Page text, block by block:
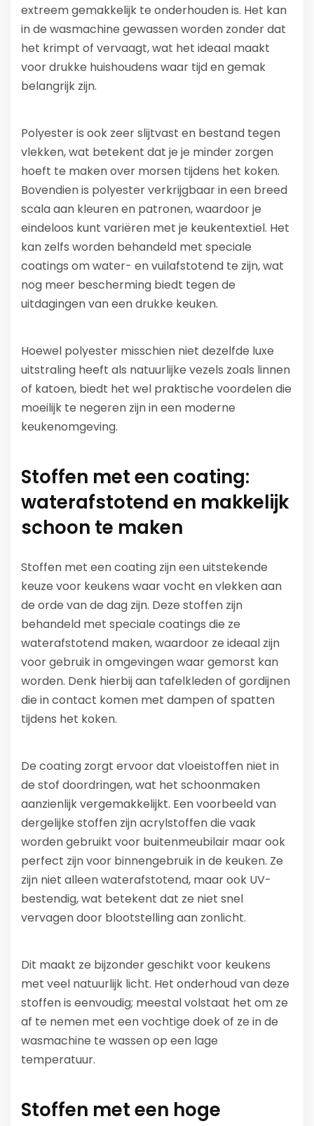
extreem gemakkelijk te onderhouden is. Het kan
in de wasmachine gewassen worden zonder dat
het krimpt of vervaagt, wat het ideaal maakt
voor drukke huishoudens waar tijd en gemak
belangrijk zijn.
Polyester is ook zeer slijtvast en bestand tegen
vlekken, wat betekent dat je je minder zorgen
hoeft te maken over morsen tijdens het koken.
Bovendien is polyester verkrijgbaar in een breed
scala aan kleuren en patronen, waardoor je
eindeloos kunt variëren met je keukentextiel. Het
kan zelfs worden behandeld met speciale
coatings om water- en vuilafstotend te zijn, wat
nog meer bescherming biedt tegen de
uitdagingen van een drukke keuken.
Hoewel polyester misschien niet dezelfde luxe
uitstraling heeft als natuurlijke vezels zoals linnen
of katoen, biedt het wel praktische voordelen die
moeilijk te negeren zijn in een moderne
keukenomgeving.
Stoffen met een coating:
waterafstotend en makkelijk
schoon te maken
Stoffen met een coating zijn een uitstekende
keuze voor keukens waar vocht en vlekken aan
de orde van de dag zijn. Deze stoffen zijn
behandeld met speciale coatings die ze
waterafstotend maken, waardoor ze ideaal zijn
voor gebruik in omgevingen waar gemorst kan
worden. Denk hierbij aan tafelkleden of gordijnen
die in contact komen met dampen of spatten
tijdens het koken.
De coating zorgt ervoor dat vloeistoffen niet in
de stof doordringen, wat het schoonmaken
aanzienlijk vergemakkelijkt. Een voorbeeld van
dergelijke stoffen zijn acrylstoffen die vaak
worden gebruikt voor buitenmeubilair maar ook
perfect zijn voor binnengebruik in de keuken. Ze
zijn niet alleen waterafstotend, maar ook UV-
bestendig, wat betekent dat ze niet snel
vervagen door blootstelling aan zonlicht.
Dit maakt ze bijzonder geschikt voor keukens
met veel natuurlijk licht. Het onderhoud van deze
stoffen is eenvoudig; meestal volstaat het om ze
af te nemen met een vochtige doek of ze in de
wasmachine te wassen op een lage
temperatuur.
Stoffen met een hoge